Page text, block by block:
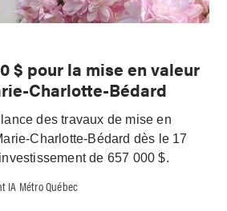
$ pour la mise en valeur
Charlotte-Bédard
des travaux de mise en
Charlotte-Bédard dès le 17
de 657 000 $.
IA Métro Québec